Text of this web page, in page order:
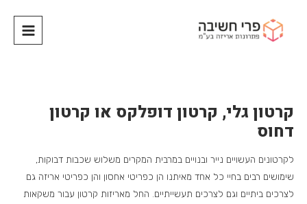
קרטון גלי, קרטון דופלקס או קרטון
דחוס
לקרטונים העשויים נייר ובנויים במרבית המקרים משלוש שכבות דבוקות,
שימושים רבים בחיי כל אחד מאיתנו הן כפריטי אחסון והן כפריטי אריזה גם
לצרכים ביתיים וגם לצרכים תעשייתיים. החל מאריזות קרטון עבור משקאות